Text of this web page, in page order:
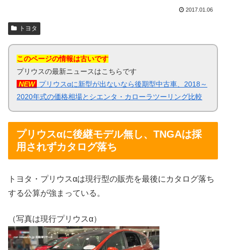
2017.01.06
トヨタ
このページの情報は古いです
プリウスの最新ニュースはこちらです
NEW プリウスαに新型が出ないなら後期型中古車、2018～
2020年式の価格相場とシエンタ・カローラツーリング比較
プリウスαに後継モデル無し、TNGAは採
用されずカタログ落ち
トヨタ・プリウスαは現行型の販売を最後にカタログ落ち
する公算が強まっている。
（写真は現行プリウスα）